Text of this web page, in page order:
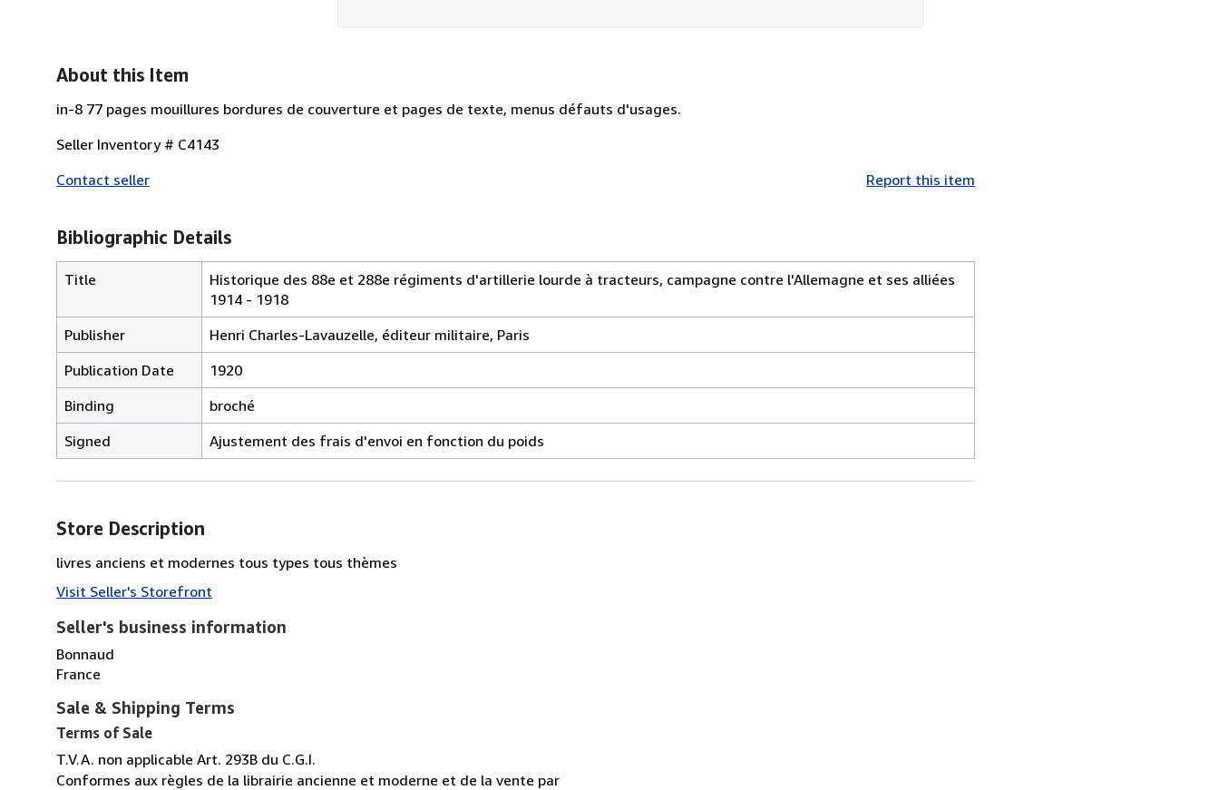
About this Item
in-8 77 pages mouillures bordures de couverture et pages de texte, menus défauts d'usages.
Seller Inventory # C4143
Contact seller
Report this item
Bibliographic Details
Title
Historique des 88e et 288e régiments d'artillerie lourde à tracteurs, campagne contre l'Allemagne et ses alliées
1914 - 1918
Publisher
Henri Charles-Lavauzelle, éditeur militaire, Paris
Publication Date
1920
Binding
broché
Signed
Ajustement des frais d'envoi en fonction du poids
Store Description
livres anciens et modernes tous types tous thèmes
Visit Seller's Storefront
Seller's business information
Bonnaud
France
Sale & Shipping Terms
Terms of Sale
T.V.A. non applicable Art. 293B du C.G.I.
Conformes aux règles de la librairie ancienne et moderne et de la vente par